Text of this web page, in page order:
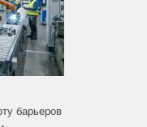
барьеров